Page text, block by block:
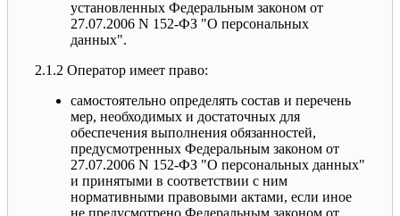
установленных Федеральным законом от
27.07.2006 N 152-ФЗ "О персональных
данных".
2.1.2 Оператор имеет право:
самостоятельно определять состав и перечень
мер, необходимых и достаточных для
обеспечения выполнения обязанностей,
предусмотренных Федеральным законом от
27.07.2006 N 152-ФЗ "О персональных данных"
и принятыми в соответствии с ним
нормативными правовыми актами, если иное
не предусмотрено Федеральным законом от